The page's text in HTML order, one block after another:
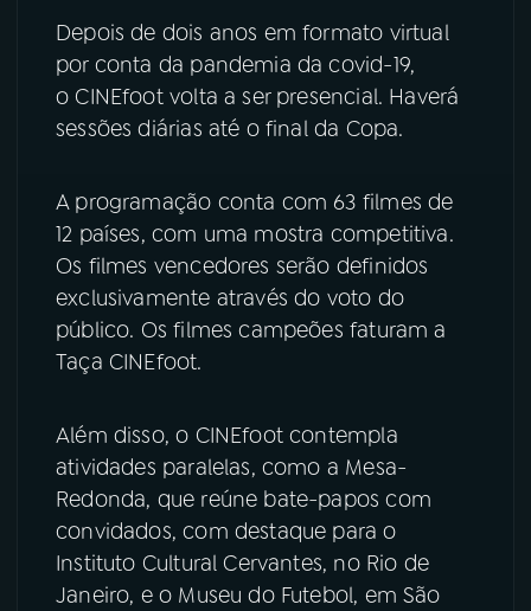
PRÊMIO RÁDIO MEC
ACOMPANHE A RÁDIO MEC
Instagram X
TikTok
Depois de dois anos em formato virtual
por conta da pandemia da covid-19,
o CINEfoot volta a ser presencial. Haverá
sessões diárias até o final da Copa.
A programação conta com 63 filmes de
12 países, com uma mostra competitiva.
Os filmes vencedores serão definidos
exclusivamente através do voto do
público. Os filmes campeões faturam a
Taça CINEfoot.
Além disso, o CINEfoot contempla
atividades paralelas, como a Mesa-
Redonda, que reúne bate-papos com
convidados, com destaque para o
Instituto Cultural Cervantes, no Rio de
Janeiro, e o Museu do Futebol, em São